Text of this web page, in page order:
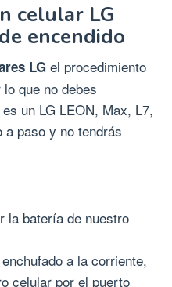
celular LG
encendido
LG el procedimiento
que no debes
un LG LEON, Max, L7,
a paso y no tendrás
la batería de nuestro
a la corriente,
celular por el puerto